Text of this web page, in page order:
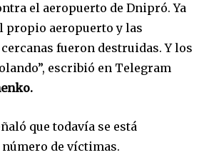
el aeropuerto de Dnipró. Ya
propio aeropuerto y las
fueron destruidas. Y los
escribió en Telegram
que todavía se está
de víctimas.